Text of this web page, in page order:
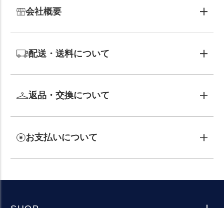
会社概要
配送・送料について
返品・交換について
お支払いについて